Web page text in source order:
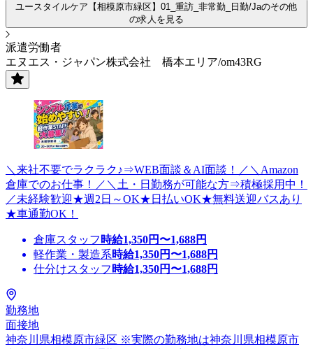
ユースタイルケア【相模原市緑区】01_重訪_非常勤_日勤/Jaのその他
の求人を見る
派遣労働者
エヌエス・ジャパン株式会社 橋本エリア/om43RG
＼来社不要でラクラク♪⇒WEB面談＆AI面談！／＼Amazon
倉庫でのお仕事！／＼土・日勤務が可能な方⇒積極採用中！
／未経験歓迎★週2日～OK★日払いOK★無料送迎バスあり
★車通勤OK！
倉庫スタッフ 時給1,350円〜1,688円
軽作業・製造系時給1,350円〜1,688円
仕分けスタッフ 時給1,350円〜1,688円
勤務地
面接地
神奈川県相模原市緑区 ※実際の勤務地は神奈川県相模原市